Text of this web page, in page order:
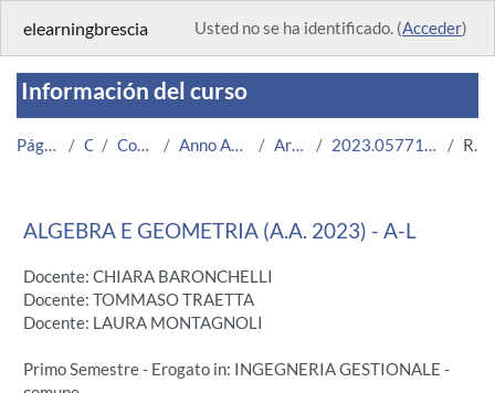
elearningbrescia Usted no se ha identificado. (Acceder)
Información del curso
Página Principal Cursos Corsi Istituzionali Anno Accademico 2023/2024 Area Ingegneria 2023.05771.2009.99.A000017.A-L_15155 Resumen
ALGEBRA E GEOMETRIA (A.A. 2023) - A-L
Docente: CHIARA BARONCHELLI
Docente: TOMMASO TRAETTA
Docente: LAURA MONTAGNOLI
Primo Semestre - Erogato in: INGEGNERIA GESTIONALE -